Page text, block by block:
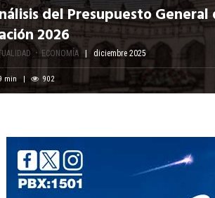
del Presupuesto General
2026
ECONOMÍA diciembre 2025
min 902